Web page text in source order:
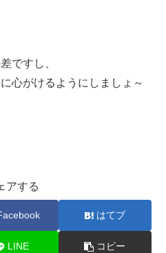
ですし、
心がけるようにしましょ～
アする
はてブ
LINE コピー